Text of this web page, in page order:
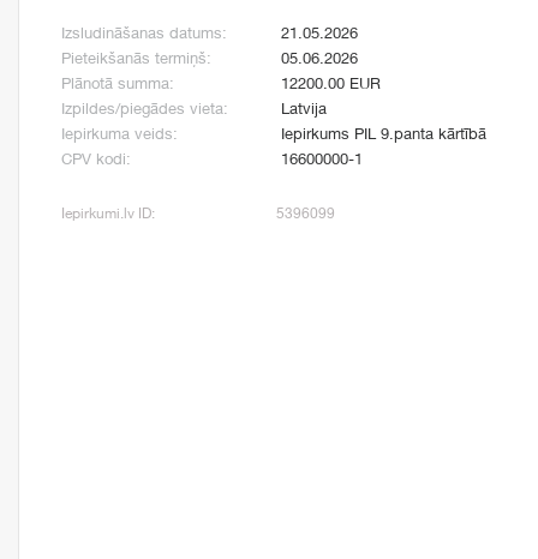
Izsludināšanas datums:
21.05.2026
Pieteikšanās termiņš:
05.06.2026
Plānotā summa:
12200.00 EUR
Izpildes/piegādes vieta:
Latvija
Iepirkuma veids:
Iepirkums PIL 9.panta kārtībā
CPV kodi:
16600000-1
Iepirkumi.lv ID: 5396099